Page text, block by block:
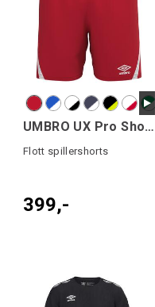
UMBRO UX Pro Shorts
Flott spillershorts
399,-